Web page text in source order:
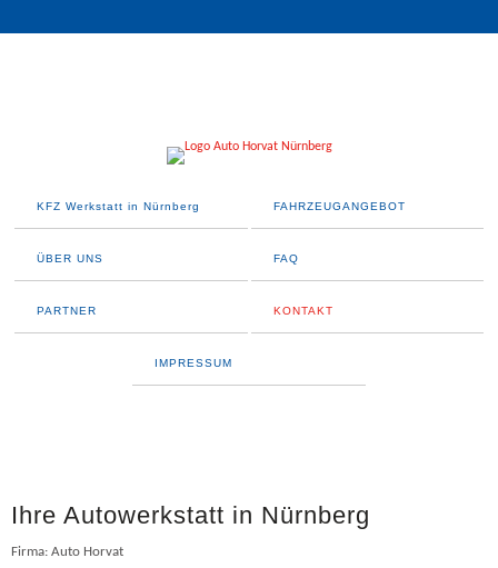
KFZ Werkstatt in Nürnberg FAHRZEUGANGEBOT
ÜBER UNS FAQ
PARTNER KONTAKT
IMPRESSUM
Ihre Autowerkstatt in Nürnberg
Firma: Auto Horvat